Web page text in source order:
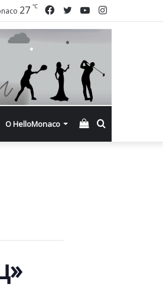
Instagram
YouTube
Twitter
Facebook
27 ℃
О HelloMonaco Смотреть